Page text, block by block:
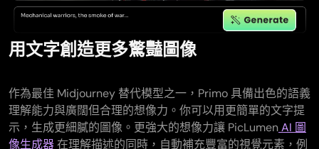
用文字創造更多驚豔圖像
作為最佳 Midjourney 替代模型之一，Primo 具備出色的語義
理解能力與廣闊但合理的想像力。你可以用更簡單的文字提
示，生成更細膩的圖像。更強大的想像力讓 PicLumenAI 圖
像生成器在理解描述的同時，自動補充豐富的視覺元素，例